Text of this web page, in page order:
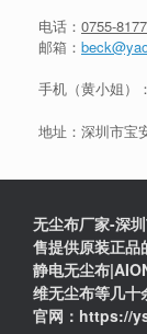
电话： 0755-
邮箱：
手机（黄小姐）：
地址：深圳市宝
无尘布厂家-深
售提供原装正品
静电无尘布
维无尘布等几
官网：https://